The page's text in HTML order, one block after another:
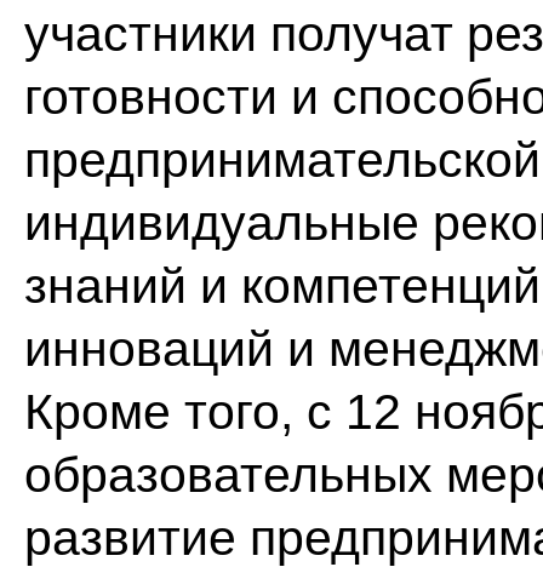
участники получат
готовности и
индивидуальные
знаний и
инноваций и
Кроме того, с 12
образовательных
развитие